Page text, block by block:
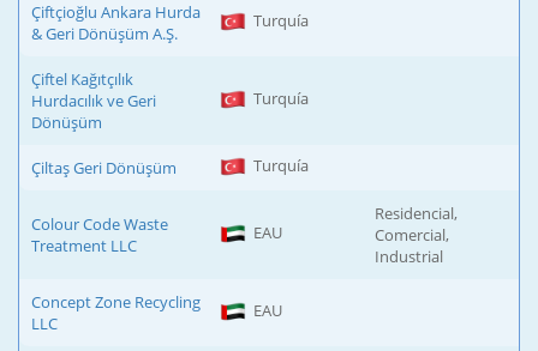
Çiftçioğlu Ankara Hurda
& Geri Dönüşüm A.Ş.
Turquía
Çiftel Kağıtçılık
Hurdacılık ve Geri
Dönüşüm
Turquía
Çiltaş Geri Dönüşüm Turquía
Colour Code Waste
Treatment LLC
EAU
Residencial,
Comercial,
Industrial
Concept Zone Recycling
LLC
EAU